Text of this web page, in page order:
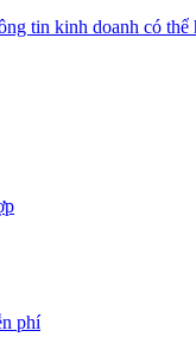
tin kinh doanh có thể
phí